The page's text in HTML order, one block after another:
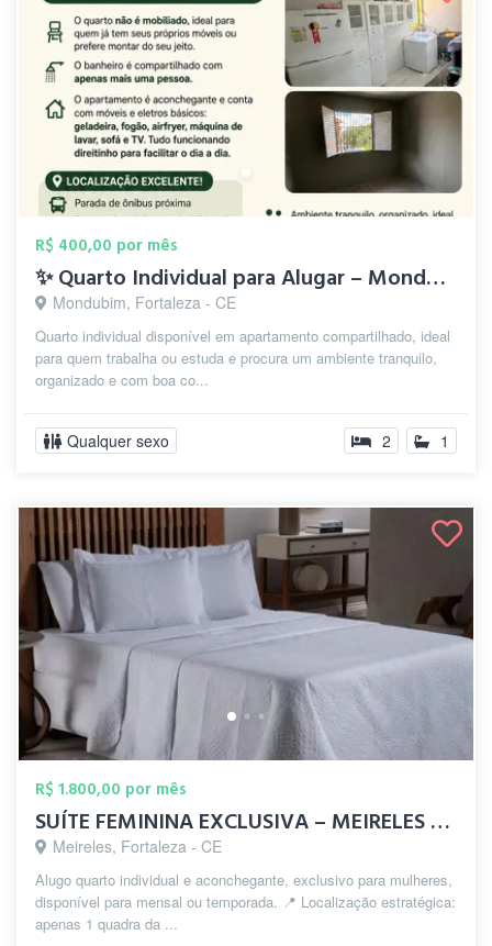
R$ 400,00 por mês
✨ Quarto Individual para Alugar – Mondub...
Mondubim, Fortaleza - CE
Quarto individual disponível em apartamento compartilhado, ideal
para quem trabalha ou estuda e procura um ambiente tranquilo,
organizado e com boa co...
Qualquer sexo 2 1
R$ 1.800,00 por mês
SUÍTE FEMININA EXCLUSIVA – MEIRELES BEIR...
Meireles, Fortaleza - CE
Alugo quarto individual e aconchegante, exclusivo para mulheres,
disponível para mensal ou temporada. 📍 Localização estratégica:
apenas 1 quadra da ...